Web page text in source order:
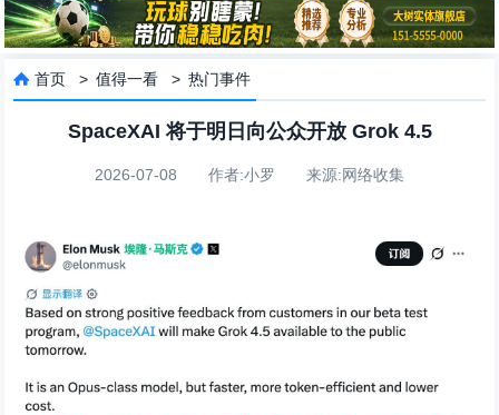
 首页 >值得一看 >热门事件
SpaceXAI 将于明日向公众开放 Grok 4.5
2026-07-08 作者:小罗 来源:网络收集